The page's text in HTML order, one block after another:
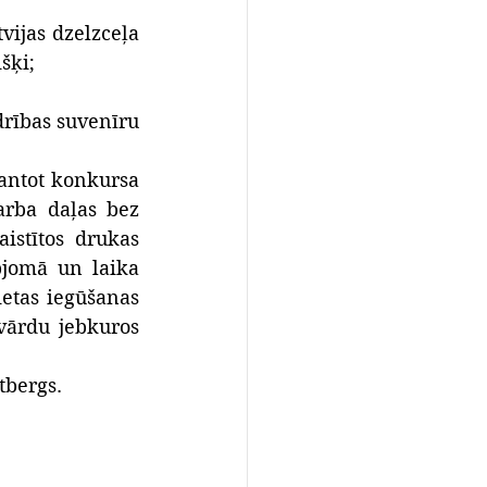
dzelzceļa
suvenīru
konkursa
daļas bez
drukas
un laika
iegūšanas
jebkuros